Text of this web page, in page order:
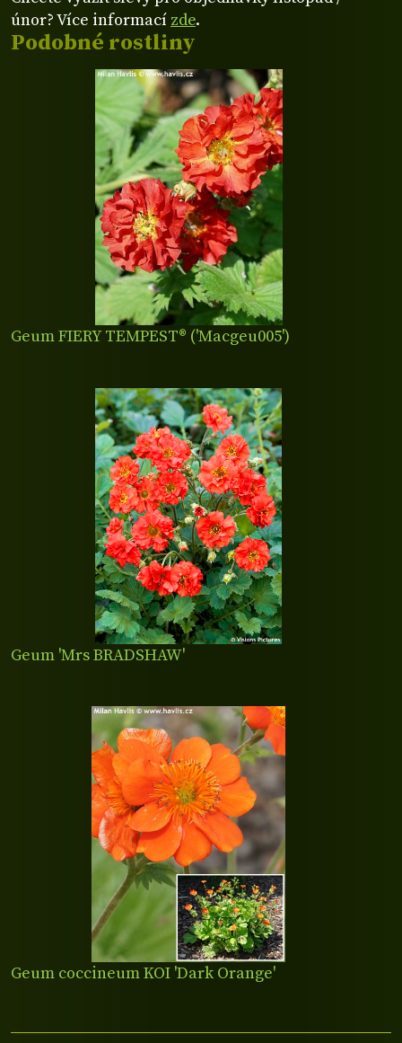
Podobné rostliny
Geum FIERY TEMPEST® ('Macgeu005')
Geum 'Mrs BRADSHAW'
Geum coccineum KOI 'Dark Orange'
únor? Více informací zde.